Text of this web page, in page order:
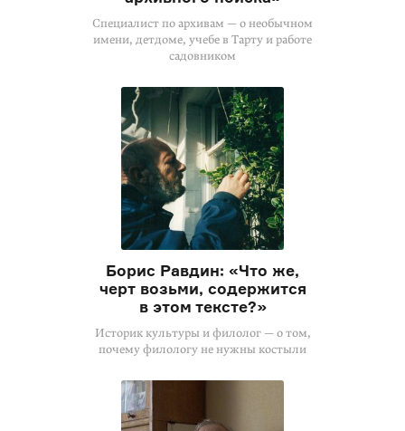
Специалист по архивам — о необычном
имени, детдоме, учебе в Тарту и работе
садовником
Борис Равдин: «Что же,
черт возьми, содержится
в этом тексте?»
Историк культуры и филолог — о том,
почему филологу не нужны костыли